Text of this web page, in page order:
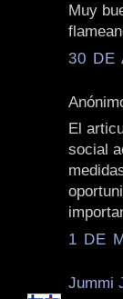
Muy
30 DE
El
social
1 DE
Jummi